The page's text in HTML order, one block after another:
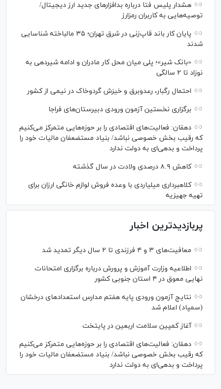
هشدار پلیس فتا درباره بدافزار‌های جدید ارز دیجیتال/
توصیه‌هایی به کاربران رمزارز
پایان کار باند قاپ‌زنی در شرق تهران؛ ۳۵ مالباخته شناسایی
شدند
«بانک شیر»؛ پلی میان محل کار مادران و ادامه شیردهی به
نوزاد تا ۲ سالگی
احتمال رگبار، رعدوبرق و خیزش گردوخاک در نیمی از کشور
برگزاری نخستین آزمون ورودی دبیرستان‌های فراجا
دهقان: فعالیت‌های اقتصادی را بر حوزه‌هایی متمرکز می‌کنیم
که رقیب بخش خصوصی نباشد/ بنیاد مستضعفان مالیات خود را
پرداخت و بدهی‌ای به دولت ندارد
کاهش ۸.۹ درصدی ولادت در سال گذشته
کلاهبرداری میلیاردی با وعده فروش لوازم خانگی ارزان برای
تهیه جهیزیه
پربازدیدترین اخبار
معافیت‌های ۳ و ۴ فرزندی تا ۲ سال دیگر تمدید شد
اطلاعیه وزارت آموزش و پرورش درباره برگزاری امتحانات
نهایی معوق در ۴ استان جنوبی کشور
نتایج آزمون ورودی پایه هفتم مدارس استعدادهای درخشان
(سمپاد) اعلام شد
آغاز کمپین سلامت اربعین در پایتخت
دهقان: فعالیت‌های اقتصادی را بر حوزه‌هایی متمرکز می‌کنیم
که رقیب بخش خصوصی نباشد/ بنیاد مستضعفان مالیات خود را
پرداخت و بدهی‌ای به دولت ندارد